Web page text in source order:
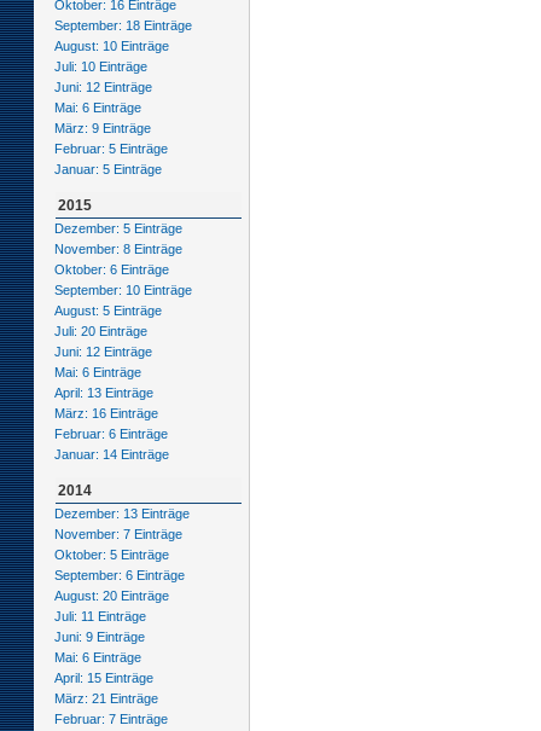
Oktober: 16 Einträge
September: 18 Einträge
August: 10 Einträge
Juli: 10 Einträge
Juni: 12 Einträge
Mai: 6 Einträge
März: 9 Einträge
Februar: 5 Einträge
Januar: 5 Einträge
2015
Dezember: 5 Einträge
November: 8 Einträge
Oktober: 6 Einträge
September: 10 Einträge
August: 5 Einträge
Juli: 20 Einträge
Juni: 12 Einträge
Mai: 6 Einträge
April: 13 Einträge
März: 16 Einträge
Februar: 6 Einträge
Januar: 14 Einträge
2014
Dezember: 13 Einträge
November: 7 Einträge
Oktober: 5 Einträge
September: 6 Einträge
August: 20 Einträge
Juli: 11 Einträge
Juni: 9 Einträge
Mai: 6 Einträge
April: 15 Einträge
März: 21 Einträge
Februar: 7 Einträge